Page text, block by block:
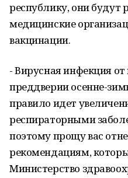
республику, они будут
медицинские
вакцинации.
- Вирусная инфекция
преддверии осенне-
правило идет
респираторными
поэтому прощу вас
рекомендациям,
Министерство